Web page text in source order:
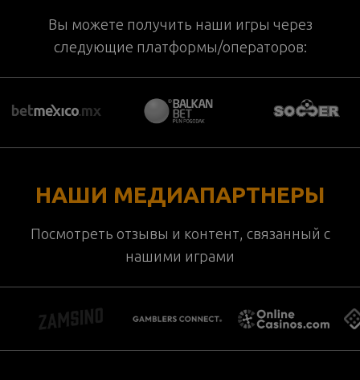
Вы можете получить наши игры через
следующие платформы/операторов:
НАШИ МЕДИАПАРТНЕРЫ
Посмотреть отзывы и контент, связанный с
нашими играми